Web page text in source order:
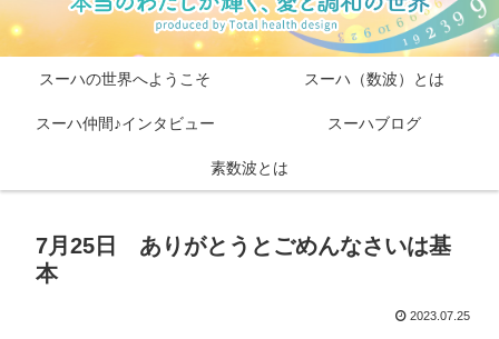
スーハの世界へようこそ スーハ（数波）とは
スーハ仲間♪インタビュー スーハブログ
素数波とは
7月25日 ありがとうとごめんなさいは基
本
2023.07.25